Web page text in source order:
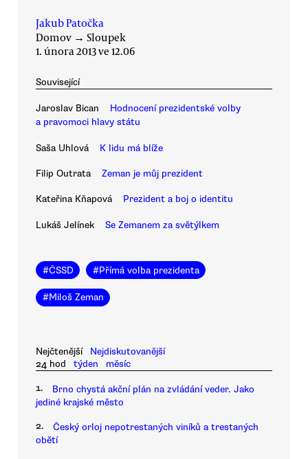
Jakub Patočka
Domov → Sloupek
1. února 2013 ve 12.06
Související
Jaroslav Bican
Hodnocení prezidentské volby
a pravomoci hlavy státu
Saša Uhlová K lidu má blíže
Filip Outrata Zeman je můj prezident
Kateřina Kňapová Prezident a boj o identitu
Lukáš Jelínek Se Zemanem za světýlkem
#ČSSD #Přímá volba prezidenta
#Miloš Zeman
Nejčtenější
Nejdiskutovanější
24 hod
týden měsíc
1.
Brno chystá akční plán na zvládání veder. Jako
jediné krajské město
2.
Český orloj nepotrestaných viníků a trestaných
obětí